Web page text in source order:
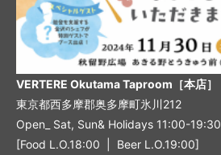
VERTERE Okutama Taproom［本店］
東京都西多摩郡奥多摩町氷川212
Open_ Sat, Sun& Holidays 11:00-19:30
[Food L.O.18:00 | Beer L.O.19:00]